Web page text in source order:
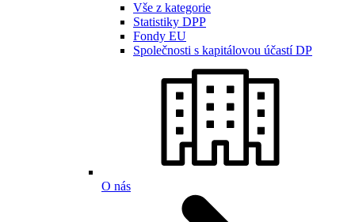
Vše z kategorie
Statistiky DPP
Fondy EU
Společnosti s kapitálovou účastí DP
O nás